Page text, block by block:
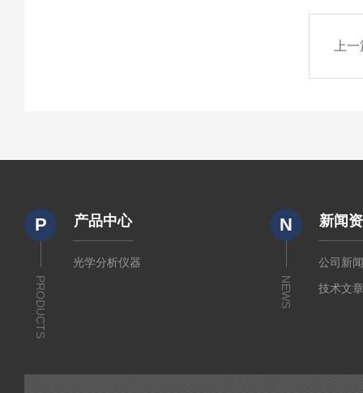
上
P
PRODUCTS
产品中心
光学分析仪器
N
NEWS
新闻
公司新
技术文